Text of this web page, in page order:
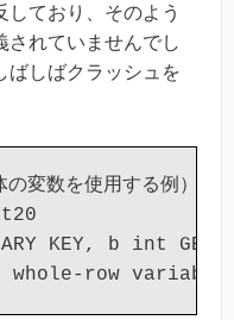
しており、そのよう
されていませんでし
ばしばクラッシュを
の変数を使用する例）
t20
KEY, b int